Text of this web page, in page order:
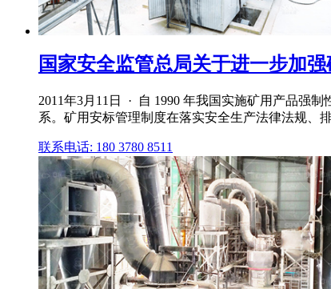
国家安全监管总局关于进一步加
2011年3月11日 · 自 1990 年我国实施矿用产品强
系。矿用安标管理制度在落实安全生产法律法规、
联系电话: 180 3780 8511